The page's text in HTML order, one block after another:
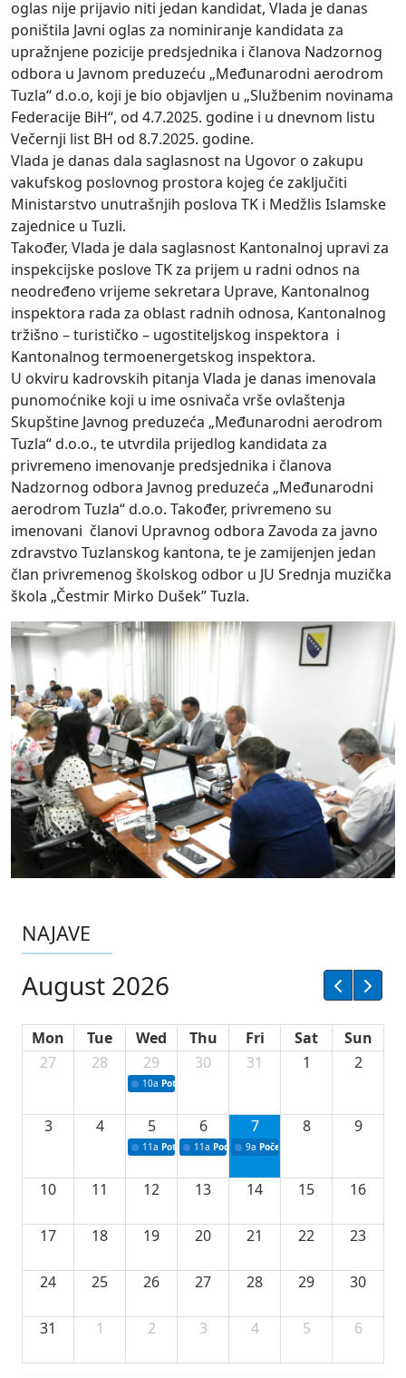
oglas nije prijavio niti jedan kandidat, Vlada je danas
poništila Javni oglas za nominiranje kandidata za
upražnjene pozicije predsjednika i članova Nadzornog
odbora u Javnom preduzeću „Međunarodni aerodrom
Tuzla“ d.o.o, koji je bio objavljen u „Službenim novinama
Federacije BiH“, od 4.7.2025. godine i u dnevnom listu
Večernji list BH od 8.7.2025. godine.
Vlada je danas dala saglasnost na Ugovor o zakupu
vakufskog poslovnog prostora kojeg će zaključiti
Ministarstvo unutrašnjih poslova TK i Medžlis Islamske
zajednice u Tuzli.
Također, Vlada je dala saglasnost Kantonalnoj upravi za
inspekcijske poslove TK za prijem u radni odnos na
neodređeno vrijeme sekretara Uprave, Kantonalnog
inspektora rada za oblast radnih odnosa, Kantonalnog
tržišno – turističko – ugostiteljskog inspektora i
Kantonalnog termoenergetskog inspektora.
U okviru kadrovskih pitanja Vlada je danas imenovala
punomoćnike koji u ime osnivača vrše ovlaštenja
Skupštine Javnog preduzeća „Međunarodni aerodrom
Tuzla“ d.o.o., te utvrdila prijedlog kandidata za
privremeno imenovanje predsjednika i članova
Nadzornog odbora Javnog preduzeća „Međunarodni
aerodrom Tuzla“ d.o.o. Također, privremeno su
imenovani članovi Upravnog odbora Zavoda za javno
zdravstvo Tuzlanskog kantona, te je zamijenjen jedan
član privremenog školskog odbor u JU Srednja muzička
škola „Čestmir Mirko Dušek” Tuzla.
NAJAVE
August 2026
Mon Tue Wed Thu Fri Sat
Sun
27
28 29
10a Potpisivanje ugovora sa neprofitnim
30 31 1 2
3 4 5
11a Potpisivanje ugovora o stipendijama za
6
11a Podrška razvoju vodne infrastrukture u
7
9a Početak izgradnje nove
8 9
10 11 12 13 14 15 16
17 18 19 20 21 22 23
24 25 26 27 28 29 30
31 1 2 3 4 5 6